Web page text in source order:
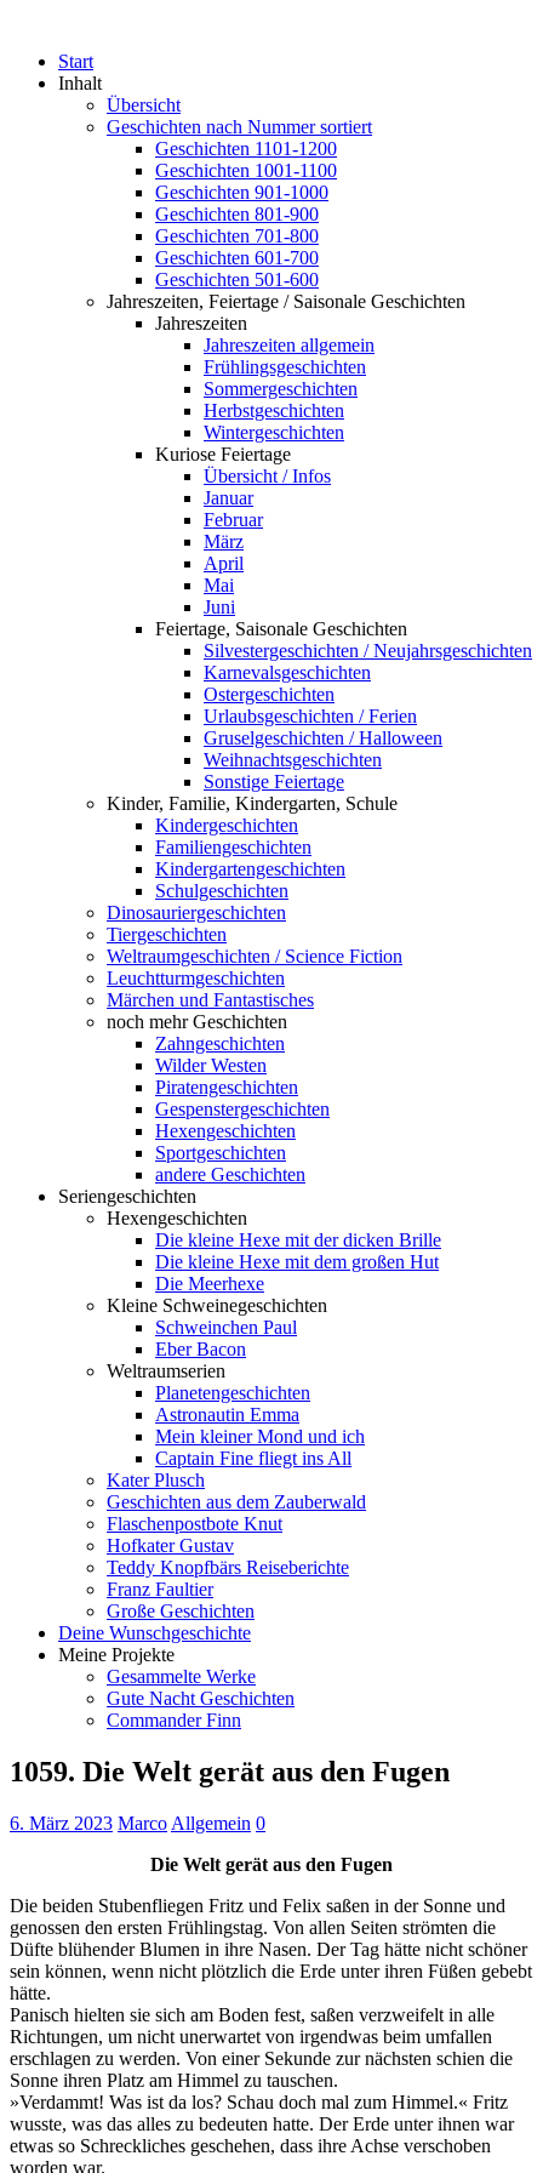
Start
Inhalt
Übersicht
Geschichten nach Nummer sortiert
Geschichten 1101-1200
Geschichten 1001-1100
Geschichten 901-1000
Geschichten 801-900
Geschichten 701-800
Geschichten 601-700
Geschichten 501-600
Jahreszeiten, Feiertage / Saisonale Geschichten
Jahreszeiten
Jahreszeiten allgemein
Frühlingsgeschichten
Sommergeschichten
Herbstgeschichten
Wintergeschichten
Kuriose Feiertage
Übersicht / Infos
Januar
Februar
März
April
Mai
Juni
Feiertage, Saisonale Geschichten
Silvestergeschichten / Neujahrsgeschichten
Karnevalsgeschichten
Ostergeschichten
Urlaubsgeschichten / Ferien
Gruselgeschichten / Halloween
Weihnachtsgeschichten
Sonstige Feiertage
Kinder, Familie, Kindergarten, Schule
Kindergeschichten
Familiengeschichten
Kindergartengeschichten
Schulgeschichten
Dinosauriergeschichten
Tiergeschichten
Weltraumgeschichten / Science Fiction
Leuchtturmgeschichten
Märchen und Fantastisches
noch mehr Geschichten
Zahngeschichten
Wilder Westen
Piratengeschichten
Gespenstergeschichten
Hexengeschichten
Sportgeschichten
andere Geschichten
Seriengeschichten
Hexengeschichten
Die kleine Hexe mit der dicken Brille
Die kleine Hexe mit dem großen Hut
Die Meerhexe
Kleine Schweinegeschichten
Schweinchen Paul
Eber Bacon
Weltraumserien
Planetengeschichten
Astronautin Emma
Mein kleiner Mond und ich
Captain Fine fliegt ins All
Kater Plusch
Geschichten aus dem Zauberwald
Flaschenpostbote Knut
Hofkater Gustav
Teddy Knopfbärs Reiseberichte
Franz Faultier
Große Geschichten
Deine Wunschgeschichte
Meine Projekte
Gesammelte Werke
Gute Nacht Geschichten
Commander Finn
1059. Die Welt gerät aus den Fugen
6. März 2023 Marco Allgemein 0
Die Welt gerät aus den Fugen
Die beiden Stubenfliegen Fritz und Felix saßen in der Sonne und
genossen den ersten Frühlingstag. Von allen Seiten strömten die
Düfte blühender Blumen in ihre Nasen. Der Tag hätte nicht schöner
sein können, wenn nicht plötzlich die Erde unter ihren Füßen gebebt
hätte.
Panisch hielten sie sich am Boden fest, saßen verzweifelt in alle
Richtungen, um nicht unerwartet von irgendwas beim umfallen
erschlagen zu werden. Von einer Sekunde zur nächsten schien die
Sonne ihren Platz am Himmel zu tauschen.
»Verdammt! Was ist da los? Schau doch mal zum Himmel.« Fritz
wusste, was das alles zu bedeuten hatte. Der Erde unter ihnen war
etwas so Schreckliches geschehen, dass ihre Achse verschoben
worden war.